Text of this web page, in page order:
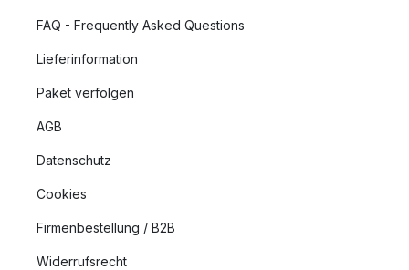
FAQ - Frequently Asked Questions
Lieferinformation
Paket verfolgen
AGB
Datenschutz
Cookies
Firmenbestellung / B2B
Widerrufsrecht